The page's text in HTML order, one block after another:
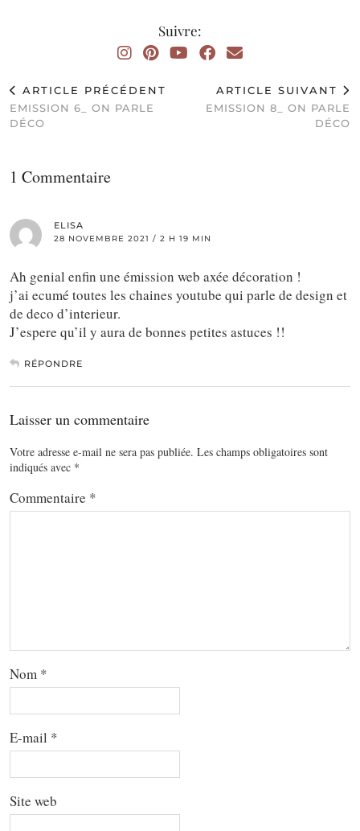
Suivre:
ARTICLE PRÉCÉDENT
EMISSION 6_ ON PARLE
DÉCO
ARTICLE SUIVANT
EMISSION 8_ ON PARLE
DÉCO
1 Commentaire
ELISA
28 NOVEMBRE 2021 / 2 H 19 MIN
Ah genial enfin une émission web axée décoration !
j’ai ecumé toutes les chaines youtube qui parle de design et
de deco d’interieur.
J’espere qu’il y aura de bonnes petites astuces !!
RÉPONDRE
Laisser un commentaire
Votre adresse e-mail ne sera pas publiée. Les champs obligatoires sont
indiqués avec *
Commentaire *
Nom *
E-mail *
Site web